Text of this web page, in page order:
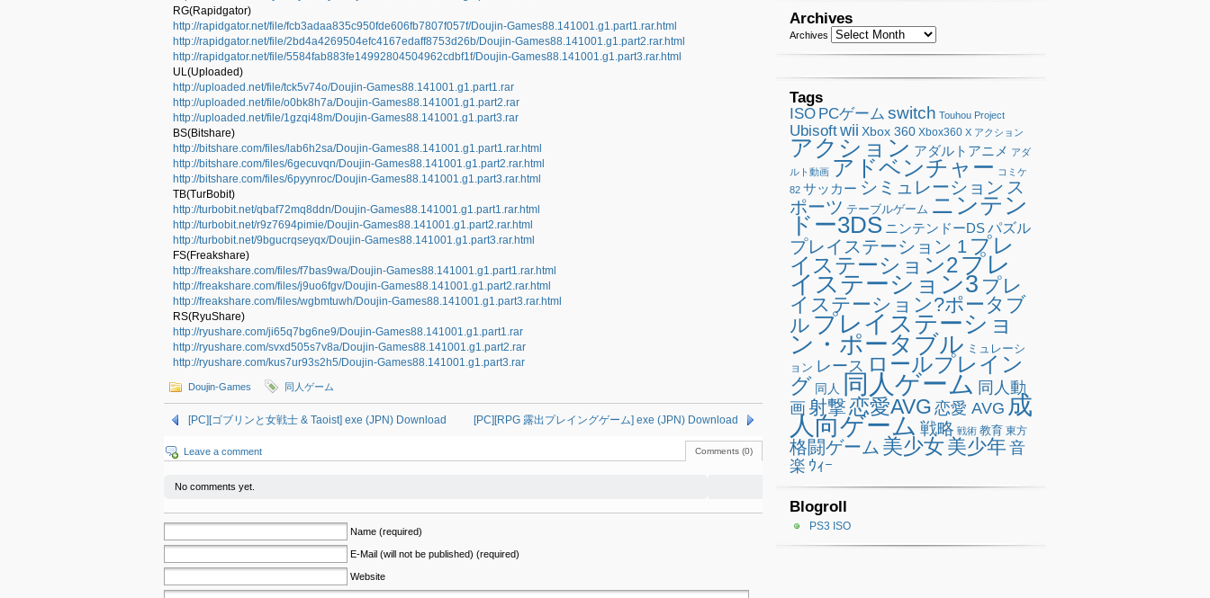
RG(Rapidgator)
http://rapidgator.net/file/fcb3adaa835c950fde606fb7807f057f/Doujin-Games88.141001.g1.part1.rar.html
http://rapidgator.net/file/2bd4a4269504efc4167edaff8753d26b/Doujin-Games88.141001.g1.part2.rar.html
http://rapidgator.net/file/5584fab883fe14992804504962cdbf1f/Doujin-Games88.141001.g1.part3.rar.html
UL(Uploaded)
http://uploaded.net/file/tck5v74o/Doujin-Games88.141001.g1.part1.rar
http://uploaded.net/file/o0bk8h7a/Doujin-Games88.141001.g1.part2.rar
http://uploaded.net/file/1gzqi48m/Doujin-Games88.141001.g1.part3.rar
BS(Bitshare)
http://bitshare.com/files/lab6h2sa/Doujin-Games88.141001.g1.part1.rar.html
http://bitshare.com/files/6gecuvqn/Doujin-Games88.141001.g1.part2.rar.html
http://bitshare.com/files/6pyynroc/Doujin-Games88.141001.g1.part3.rar.html
TB(TurBobit)
http://turbobit.net/qbaf72mq8ddn/Doujin-Games88.141001.g1.part1.rar.html
http://turbobit.net/r9z7694pimie/Doujin-Games88.141001.g1.part2.rar.html
http://turbobit.net/9bgucrqseyqx/Doujin-Games88.141001.g1.part3.rar.html
FS(Freakshare)
http://freakshare.com/files/f7bas9wa/Doujin-Games88.141001.g1.part1.rar.html
http://freakshare.com/files/j9uo6fgv/Doujin-Games88.141001.g1.part2.rar.html
http://freakshare.com/files/wgbmtuwh/Doujin-Games88.141001.g1.part3.rar.html
RS(RyuShare)
http://ryushare.com/ji65q7bg6ne9/Doujin-Games88.141001.g1.part1.rar
http://ryushare.com/svxd505s7v8a/Doujin-Games88.141001.g1.part2.rar
http://ryushare.com/kus7ur93s2h5/Doujin-Games88.141001.g1.part3.rar
Doujin-Games 同人ゲーム
[PC][ゴブリンと女戦士 & Taoist] exe (JPN) Download [PC][RPG 露出プレイングゲーム] exe (JPN) Download
Comments (0)
Leave a comment
No comments yet.
Name (required)
E-Mail (will not be published) (required)
Website
Archives
Archives
Tags
ISO PCゲーム switch Touhou Project
Ubisoftwii Xbox 360 Xbox360 X アクション
アクション アダルトアニメ アダ
ルト動画 アドベンチャー コミケ
82 サッカー シミュレーション ス
ポーツ テーブルゲーム ニンテン
ドー3DS ニンテンドーDSパズル
プレイステーション 1 プレ
イステーション2プレ
イステーション3 プレ
イステーション?ポータブ
ル プレイステーショ
ン・ポータブル ミュレーシ
ョン レース ロールプレイン
グ 同人 同人ゲーム 同人動
画射撃恋愛AVG 恋愛 AVG 成
人向ゲーム 戦略 戦術 教育 東方
格闘ゲーム 美少女 美少年音
楽 ｳｨｰ
Blogroll
PS3 ISO